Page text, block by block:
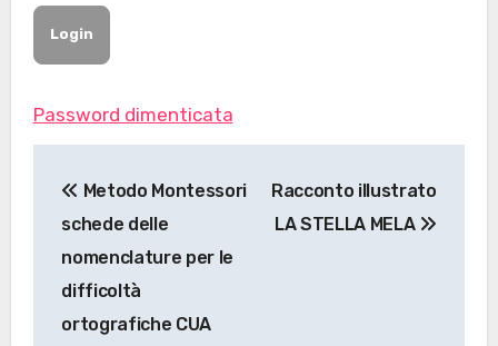
Password dimenticata
articoli
Metodo Montessori
schede delle
nomenclature per le
difficoltà
ortografiche CUA
Racconto illustrato
LA STELLA MELA